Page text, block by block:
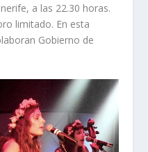
a las 22.30 horas.
limitado. En esta
Gobierno de